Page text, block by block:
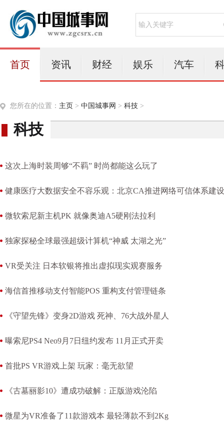
首页 资讯 财经 娱乐 汽车
您所在的位置： 主页 > 中国城事网 > 科技 >
科技
这次上海时装周够“不羁” 时尚都能这么玩了
健康医疗大数据安全不容乐观：北京CA推进网络可信体系建设
微软索尼新主机PK 就像奥迪A5硬刚法拉利
独家探秘全球最强超级计算机“神威 太湖之光”
VR受关注 日本软银将推出虚拟现实观赛服务
海信首推移动支付智能POS 重构支付管理链条
《守望先锋》变身2D游戏 死神、76大战外星人
曝索尼PS4 Neo9月7日纽约发布 11月正式开卖
首批PS VR游戏上架 玩家：毫无欲望
《古墓丽影10》遭成功破解：正版游戏沦陷
微星为VR准备了11款游戏本 最轻薄款不到2Kg